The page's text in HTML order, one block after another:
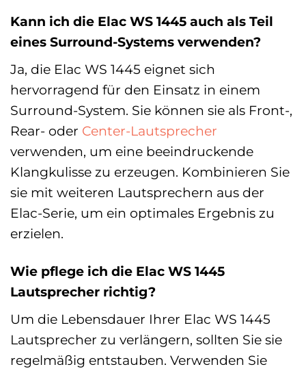
Kann ich die Elac WS 1445 auch als Teil
eines Surround-Systems verwenden?
Ja, die Elac WS 1445 eignet sich
hervorragend für den Einsatz in einem
Surround-System. Sie können sie als Front-,
Rear- oder Center-Lautsprecher
verwenden, um eine beeindruckende
Klangkulisse zu erzeugen. Kombinieren Sie
sie mit weiteren Lautsprechern aus der
Elac-Serie, um ein optimales Ergebnis zu
erzielen.
Wie pflege ich die Elac WS 1445
Lautsprecher richtig?
Um die Lebensdauer Ihrer Elac WS 1445
Lautsprecher zu verlängern, sollten Sie sie
regelmäßig entstauben. Verwenden Sie